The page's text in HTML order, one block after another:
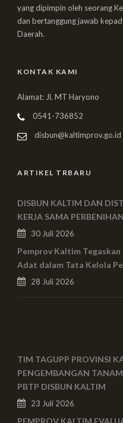
yang dipimpin oleh seorang
dan bertanggung jawab
Daerah.
KONTAK KAMI
Alamat: Jl. MT Haryono
0541-736852
disbun@kaltimprov.go.id
ARTIKEL TRBARU
DISBUN KALTIM DAN
KERJA SAMA
30 Juli 2026
Pemprov Kaltim
Adat dalam Tata Kelola
28 Juli 2026
TIM TAGUPP PROVINSI
PENGEMBANGAN
PBTP DISBUN KALTIM
23 Juli 2026
PEMPROV KALTIM